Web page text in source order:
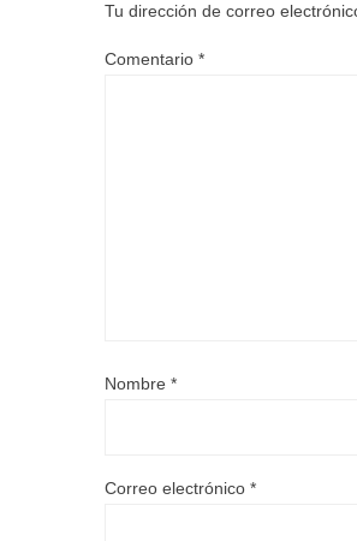
Tu dirección de correo
Comentario *
Nombre *
Correo electrónico *